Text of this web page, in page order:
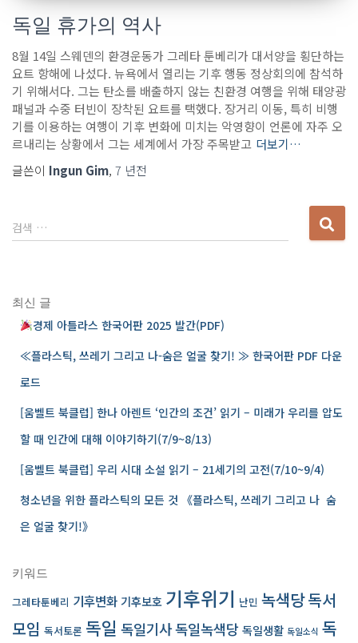
독일 휴가의 역사
8월 14일 스웨덴의 환경운동가 그레타 툰베리가 대서양을 횡단하는
요트 항해에 나섰다. 뉴욕에서 열리는 기후 행동 정상회의에 참석하
기 위해서다. 그는 탄소를 배출하지 않는 친환경 여행을 위해 태양광
패널과 수중 터빈이 장착된 요트를 택했다. 장거리 이동, 특히 비행
기를 이용하는 여행이 기후 변화에 미치는 악영향이 언론에 자주 오
르내리는 상황에서 그는 세계에서 가장 주목받고 더보기…
글쓴이 Ingun Gim, 7 년전
다
음
검색 …
최신 글
경제 아틀라스 한국어판 2025 발간(PDF)
≪플라스틱, 쓰레기 그리고 나-숨은 얼굴 찾기! ≫ 한국어판 PDF 다운
로드
[움벨트 북클럽] 한나 아렌트 ‘인간의 조건’ 읽기 – 미래가 우리를 압도
할 때 인간에 대해 이야기하기(7/9~8/13)
[움벨트 북클럽] 우리 시대 소설 읽기 – 21세기의 고전(7/10~9/4)
청소년을 위한 플라스틱의 모든 것 《플라스틱, 쓰레기 그리고 나 ­ 숨
은 얼굴 찾기!》
키워드
그레타툰베리 기후변화 기후보호 기후위기 난민 녹색당독서
모임 독서토론 독일 독일기사독일녹색당 독일생활 독일소식 독